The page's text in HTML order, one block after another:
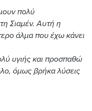
πολύ
Σιαμέν. Αυτή η
άλμα που έχω κάνει
υγιής και προσπαθώ
όμως βρήκα λύσεις